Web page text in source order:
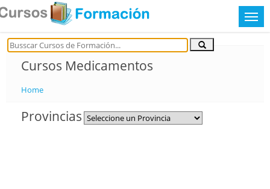
Cursos Medicamentos
Home
Provincias